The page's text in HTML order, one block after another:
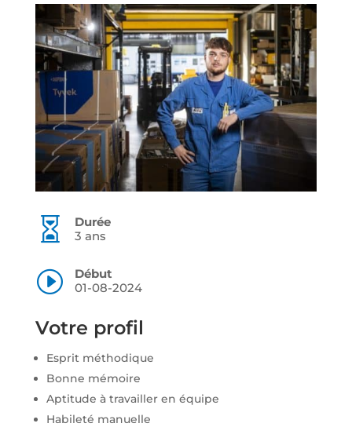

Durée
3 ans
I
Début
01-08-2024
Votre profil
Esprit méthodique
Bonne mémoire
Aptitude à travailler en équipe
Habileté manuelle